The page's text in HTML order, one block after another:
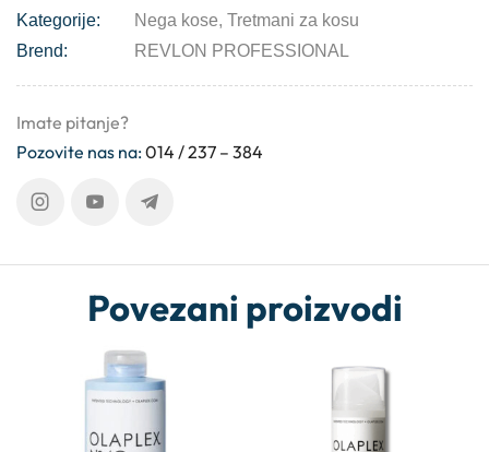
Kategorije:
Nega kose, Tretmani za kosu
Brend:
REVLON PROFESSIONAL
Imate pitanje?
Pozovite nas na:014 / 237 – 384
Povezani proizvodi